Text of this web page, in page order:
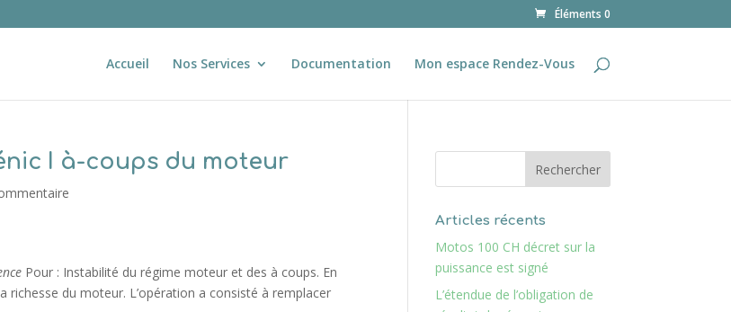
Éléments 0
Accueil Nos Services Documentation Mon espace Rendez-Vous
I à-coups du moteur
Pour : Instabilité du régime moteur et des à coups. En
du moteur. L’opération a consisté à remplacer
Articles récents
Motos 100 CH décret sur la
puissance est signé
L’étendue de l’obligation de